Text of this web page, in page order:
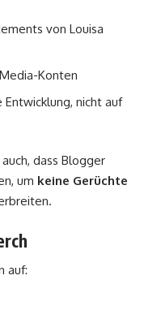
von Louisa
Konten
Entwicklung, nicht auf
dass Blogger
um keine Gerüchte
auf: